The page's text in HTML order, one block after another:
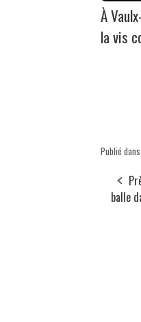
À
la vis
Publié dans
balle